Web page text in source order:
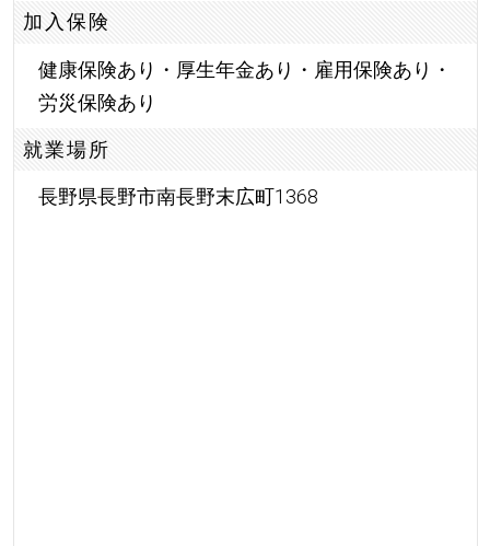
加入保険
健康保険あり・厚生年金あり・雇用保険あり・
労災保険あり
就業場所
長野県長野市南長野末広町1368